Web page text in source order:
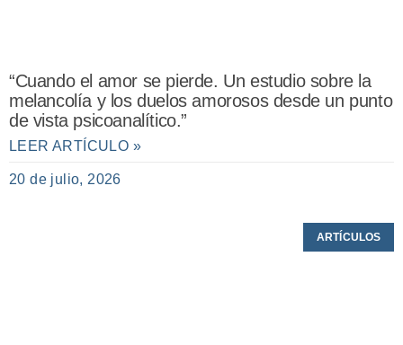
“Cuando el amor se pierde. Un estudio sobre la
melancolía y los duelos amorosos desde un punto
de vista psicoanalítico.”
LEER ARTÍCULO »
20 de julio, 2026
ARTÍCULOS